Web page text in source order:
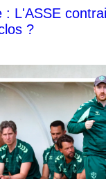
: L'ASSE
?